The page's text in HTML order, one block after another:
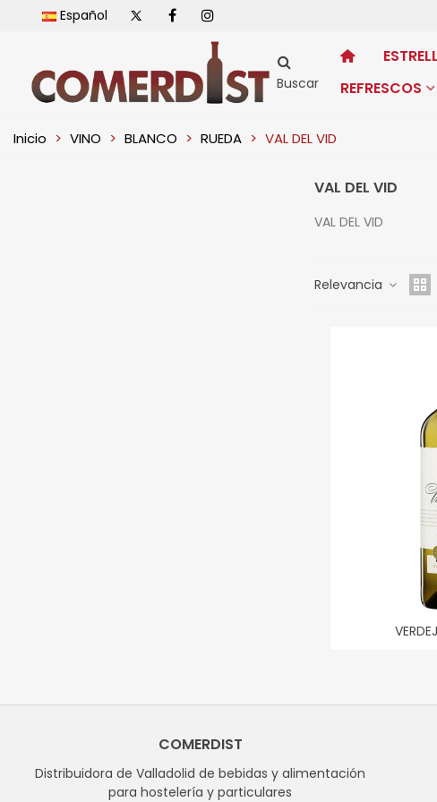
Español
Buscar
REFRESCOS
Inicio > VINO > BLANCO > RUEDA > VAL DEL VID
VAL DEL VID
VAL DEL VID
Relevancia
COMERDIST
Distribuidora de Valladolid de bebidas y alimentación
para hostelería y particulares